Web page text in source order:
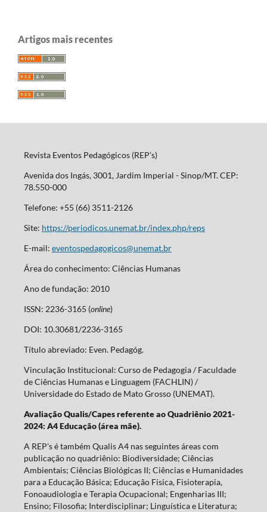
Artigos mais recentes
Revista Eventos Pedagógicos (REP’s)
Avenida dos Ingás, 3001, Jardim Imperial - Sinop/MT. CEP:
78.550-000
Telefone: +55 (66) 3511-2126
Site: https://periodicos.unemat.br/index.php/reps
E-mail: eventospedagogicos@unemat.br
Área do conhecimento: Ciências Humanas
Ano de fundação: 2010
ISSN: 2236-3165 (online)
DOI: 10.30681/2236-3165
Título abreviado: Even. Pedagóg.
Vinculação Institucional: Curso de Pedagogia / Faculdade
de Ciências Humanas e Linguagem (FACHLIN) /
Universidade do Estado de Mato Grosso (UNEMAT).
Avaliação Qualis/Capes referente ao Quadriênio 2021-
2024: A4 Educação (área mãe).
A REP's é também Qualis A4 nas seguintes áreas com
publicação no quadriênio: Biodiversidade; Ciências
Ambientais; Ciências Biológicas II; Ciências e Humanidades
para a Educação Básica; Educação Física, Fisioterapia,
Fonoaudiologia e Terapia Ocupacional; Engenharias III;
Ensino; Filosofia; Interdisciplinar; Linguística e Literatura;